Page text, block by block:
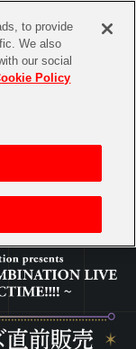
EVENT
のお願い
のお知らせ
to provide
We also
our social
Policy